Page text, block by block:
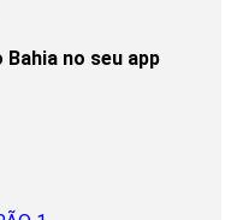
no seu app